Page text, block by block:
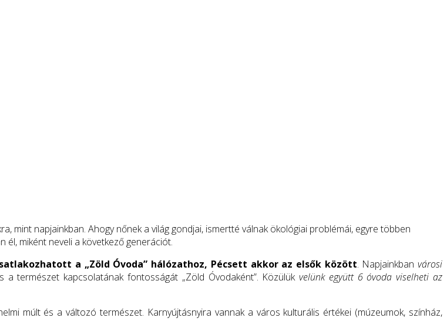
mint napjainkban. Ahogy nőnek a világ gondjai, ismertté válnak ökológiai problémái, egyre többen
él, miként neveli a következő generációt.
a „Zöld Óvoda” hálózathoz, Pécsett akkor az elsők között. Napjainkbanvárosi
a természet kapcsolatának fontosságát „Zöld Óvodaként”. Közülükvelünk együtt 6 óvoda viselheti az
múlt és a változó természet. Karnyújtásnyira vannak a város kulturális értékei (múzeumok, színház,